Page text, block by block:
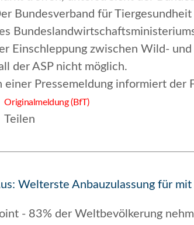
Bundesverband für
Einschleppung zwischen Wild-
der ASP nicht möglich.
einer Pressemeldung informiert
Originalmeldung (BfT)
Teilen
Welterste Anbauzulassung für
- 83% der Weltbevölkerung